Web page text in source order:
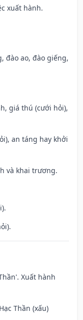
xuất hành.
đào ao, đào giếng,
giá thú (cưới hỏi),
an táng hay khởi
và khai trương.
Xuất hành
Thần (xấu)